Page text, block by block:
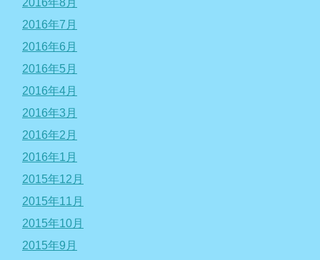
2016年8月
2016年7月
2016年6月
2016年5月
2016年4月
2016年3月
2016年2月
2016年1月
2015年12月
2015年11月
2015年10月
2015年9月